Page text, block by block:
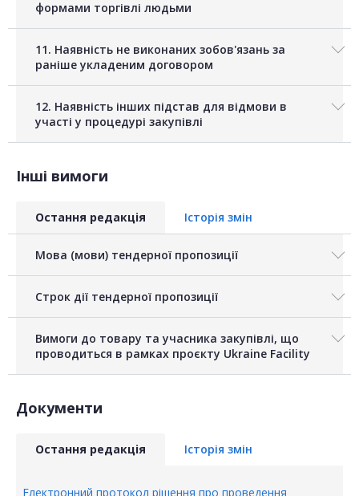
формами торгівлі людьми
11. Наявність не виконаних зобов'язань за
раніше укладеним договором
12. Наявність інших підстав для відмови в
участі у процедурі закупівлі
Інші вимоги
Остання редакція Історія змін
Мова (мови) тендерної пропозиції
Строк дії тендерної пропозиції
Вимоги до товару та учасника закупівлі, що
проводиться в рамках проєкту Ukraine Facility
Документи
Остання редакція Історія змін
Електронний протокол рішення про проведення